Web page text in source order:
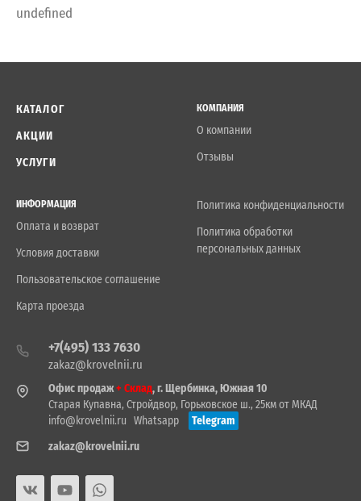
undefined
КАТАЛОГ
АКЦИИ
УСЛУГИ
КОМПАНИЯ
О компании
Отзывы
ИНФОРМАЦИЯ
Оплата и возврат
Условия доставки
Пользовательское соглашение
Карта проезда
Политика конфиденциальности
Политика обработки
персональных данных
+7(495) 133 7630
zakaz@krovelnii.ru
Офис продаж+ Склад, г. Щербинка, Южная 10
Старая Купавна, Стройдвор, Горьковское ш., 25км от МКАД
info@krovelnii.ru Whatsapp
Telegram
zakaz@krovelnii.ru